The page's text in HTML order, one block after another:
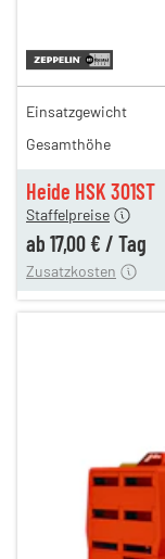
Heide HSK 301ST
38,00 €
34,00 €
Staffelpreise
ab 17,00 € / Tag
15,00 €
Zusatzkosten
Einsatzgewicht
Gesamthöhe